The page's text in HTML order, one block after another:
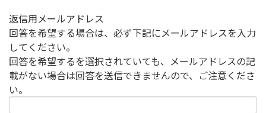
返信用メールアドレス
回答を希望する場合は、必ず下記にメールアドレスを入力
してください。
回答を希望するを選択されていても、メールアドレスの記
載がない場合は回答を送信できませんので、ご注意くださ
い。